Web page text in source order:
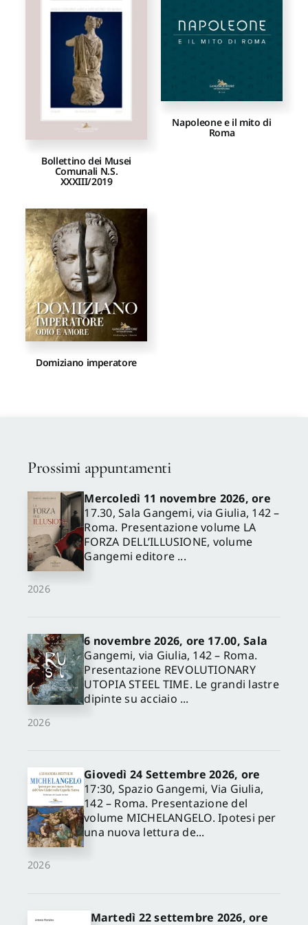
Proposte di pubblicazione
Gangemi Editore
Newsletter
Bollettino dei Musei
Comunali N.S.
XXXIII/2019
Napoleone e il mito di
Roma
Domiziano imperatore
Prossimi appuntamenti
2026
Mercoledì 11 novembre 2026, ore
17.30, Sala Gangemi, via Giulia, 142 –
Roma. Presentazione volume LA
FORZA DELL’ILLUSIONE, volume
Gangemi editore ...
2026
6 novembre 2026, ore 17.00, Sala
Gangemi, via Giulia, 142 – Roma.
Presentazione REVOLUTIONARY
UTOPIA STEEL TIME. Le grandi lastre
dipinte su acciaio ...
2026
Giovedì 24 Settembre 2026, ore
17:30, Spazio Gangemi, Via Giulia,
142 – Roma. Presentazione del
volume MICHELANGELO. Ipotesi per
una nuova lettura de...
Martedì 22 settembre 2026, ore